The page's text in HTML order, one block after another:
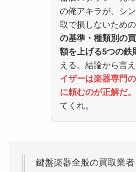
の俺アキラが、シ
取で損しないための
の基準・種類別の
額を上げる5つの鉄
える。結論から言え
イザーは楽器専門
に頼むのが正解だ。
てくれ。
鍵盤楽器全般の買取業